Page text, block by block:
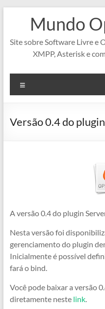
conteúdo
Mundo
Site sobre Software Livre e
XMPP, Asterisk e
Versão 0.4 do
A versão 0.4 do plugin
Nesta versão foi
gerenciamento do plugin
Inicialmente é possível
fará o bind.
Você pode baixar a versão
diretamente neste link.